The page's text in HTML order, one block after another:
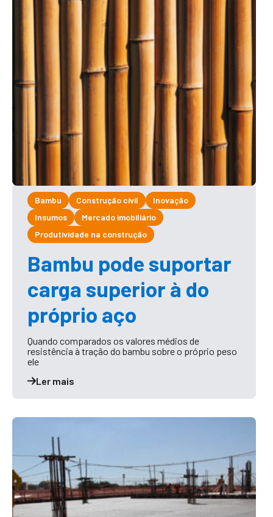
Bambu Construção civil
Inovação
Insumos
Mercado imobiliário
Produtividade na construção
Bambu pode suportar
carga superior à do
próprio aço
Quando comparados os valores médios de
resistência à tração do bambu sobre o próprio peso
ele
Ler mais